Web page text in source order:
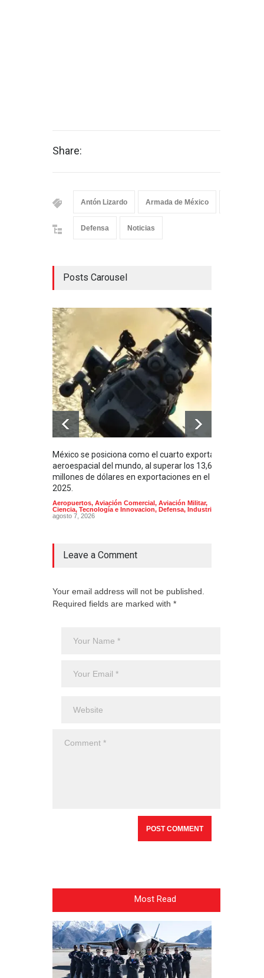
Share:
Antón Lizardo Armada de México
Defensa Noticias
Posts Carousel
México se posiciona como el cuarto exportador
aeroespacial del mundo, al superar los 13,600
millones de dólares en exportaciones en el
2025.
Aeropuertos, Aviación Comercial, Aviación Militar,
Ciencia, Tecnología e Innovacion, Defensa, Industria
agosto 7, 2026
Leave a Comment
Your email address will not be published.
Required fields are marked with *
Most Read